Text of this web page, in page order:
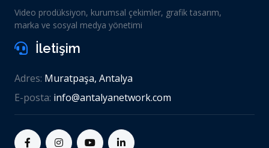
Video prodüksiyon, kurumsal çekimler, grafik tasarım,
marka ve sosyal medya yönetimi
İletişim
Adres: Muratpaşa, Antalya
E-posta: info@antalyanetwork.com